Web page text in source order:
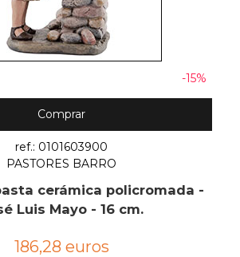
-15%
Comprar
ref.: 0101603900
PASTORES BARRO
cerámica policromada -
Luis Mayo - 16 cm.
186,28 euros